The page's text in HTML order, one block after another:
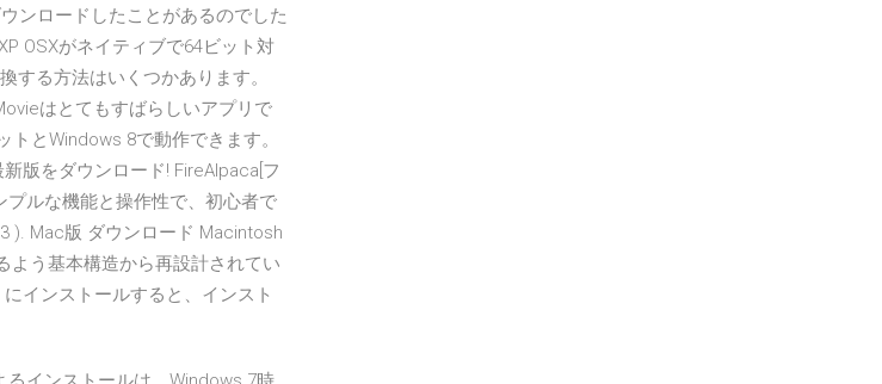
ンロードしたことがあるのでした
OSXがネイティブで64ビット対
する方法はいくつかあります。
はとてもすばらしいアプリで
とWindows 8で動作できます。
版をダウンロード! FireAlpaca[フ
プルな機能と操作性で、初心者で
). Mac版 ダウンロード Macintosh
よう基本構造から再設計されてい
インストールすると、インスト